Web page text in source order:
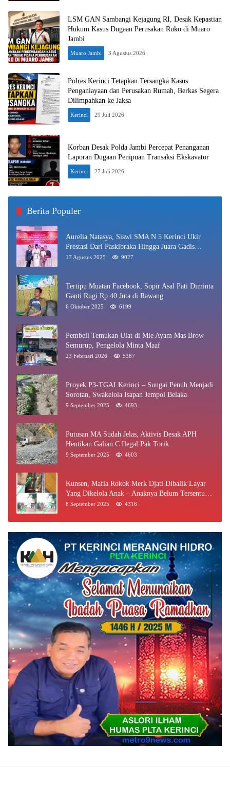
LSM GAN Sambangi Kejagung RI, Desak Kepastian
Hukum Kasus Dugaan Perusakan Ruko di Muaro
Jambi
Muaro Jambi 3 Agustus 2026
Polres Kerinci Tetapkan Tersangka Kasus
Penganiayaan dan Perusakan Rumah, Berkas Segera
Dilimpahkan ke Jaksa
Kerinci 29 Juli 2026
Korban Desak Polda Jambi Percepat Penanganan
Laporan Dugaan Penipuan Transaksi Ekskavator
Kerinci 27 Juli 2026
Berita Populer
Aurelia Natasya, Siswi SMA N 5 Kerinci Ukir
Prestasi Dari Paskibraka Hingga Juara Gadis
Kerinci 2025
17 Agustus 2025 9027
Tertipu Muatan Facebook, Sopir Asal Pati Diminta
Ganti Rugi Rp 40 Juta di Rawang
6 Oktober 2025 6199
Pembeli Temukan Ulat di Mie Ayam Mas Brow
Semurup, Pengelola Minta Maaf
23 Februari 2026 5387
Proyek P3-TGAI Kerinci – Sungai Penuh Menjadi
Sorotan, Swakelola Isapan Jempol Belaka
9 September 2025 4693
Putusan MA Sudah Jelas, Aktivis Desak APH
Hentikan Galian C Ilegal Pak Torik
9 September 2025 4603
Kunsen, Mafia Rokok Merk Djati Dibalik Layar
Yang Dikelola Anak – Anaknya Belum Tersentuh
Bea Cukai Jambi
8 September 2025 4316